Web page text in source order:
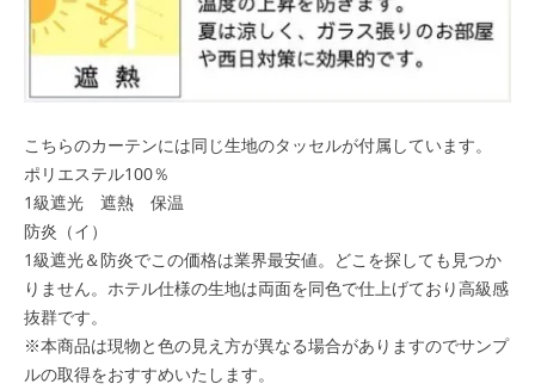
こちらのカーテンには同じ生地のタッセルが付属しています。
ポリエステル100％
1級遮光 遮熱 保温
防炎（イ）
1級遮光＆防炎でこの価格は業界最安値。どこを探しても見つか
りません。ホテル仕様の生地は両面を同色で仕上げており高級感
抜群です。
※本商品は現物と色の見え方が異なる場合がありますのでサンプ
ルの取得をおすすめいたします。